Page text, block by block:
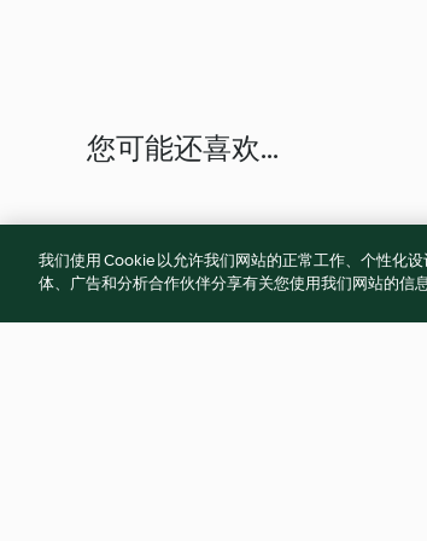
您可能还喜欢...
我们使用 Cookie 以允许我们网站的正常工作、个性化
体、广告和分析合作伙伴分享有关您使用我们网站的信息